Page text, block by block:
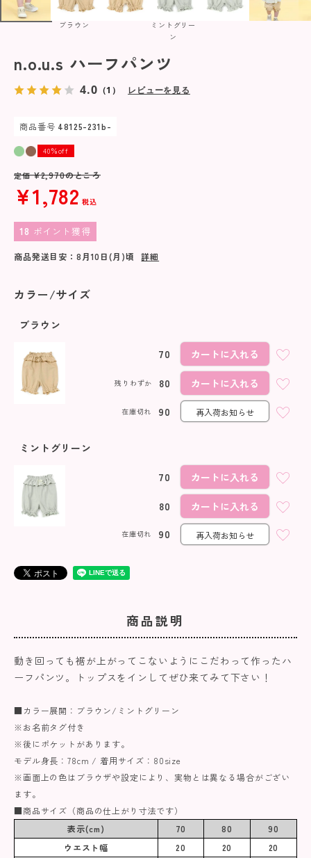
ブラウン
ミントグリー
ン
n.o.u.s ハーフパンツ
4.0 （1） レビューを見る
商品番号 48125-231b-
40％off
定価 ¥2,970のところ
¥1,782 税込
18 ポイント獲得
商品発送目安： 8月10日(月)頃 詳細
カラー/サイズ
ブラウン
70 カートに入れる
80
残りわずか カートに入れる
90
在庫切れ 再入荷お知らせ
ミントグリーン
70 カートに入れる
80 カートに入れる
90
在庫切れ 再入荷お知らせ
商品説明
動き回っても裾が上がってこないようにこだわって作ったハ
ーフパンツ。トップスをインしてぜひ来てみて下さい！
■カラー展開：ブラウン/ミントグリーン
※お名前タグ付き
※後にポケットがあります。
モデル身長：78cm / 着用サイズ：80size
※画面上の色はブラウザや設定により、実物とは異なる場合がござい
ます。
■商品サイズ（商品の仕上がり寸法です）
表示(cm)
70 80
90
ウエスト幅
20 20
20